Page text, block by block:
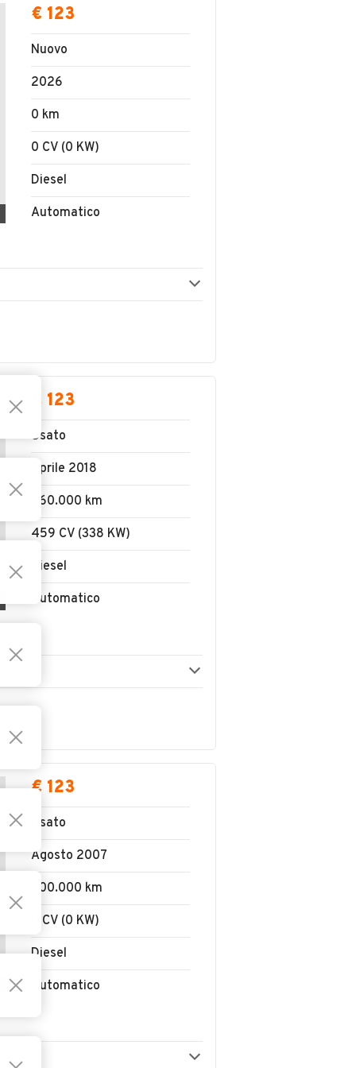
€ 123
Nuovo
2026
0 km
0 CV (0 KW)
Diesel
Automatico
€ 123
Usato
Aprile 2018
560.000 km
459 CV (338 KW)
Diesel
Automatico
€ 123
Usato
Agosto 2007
500.000 km
0 CV (0 KW)
Diesel
Automatico